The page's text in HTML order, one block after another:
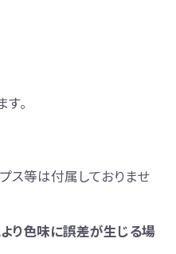
。
ス等は付属しておりませ
り色味に誤差が生じる場